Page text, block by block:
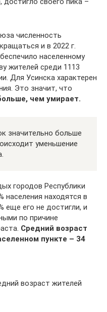
численность
и в 2022 г.
населенному
жителей среди 1113
Для Усинска характерен
Это значит, что
чем умирает.
значительно больше
уменьшение
городов Республики
населения находятся в
еще его не достигли, и
по причине
Средний возраст
пункте – 34
возраст жителей